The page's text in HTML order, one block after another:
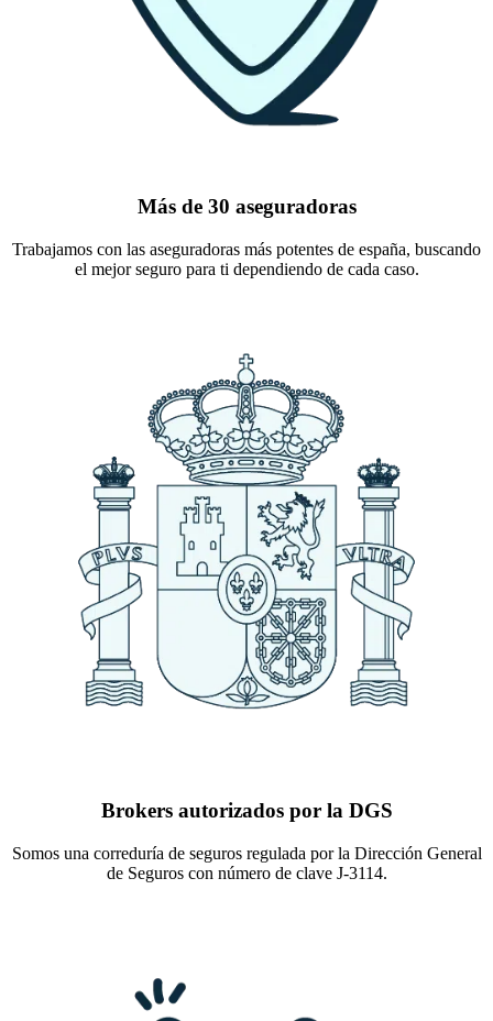
Más de 30 aseguradoras
Trabajamos con las aseguradoras más potentes de españa, buscando
el mejor seguro para ti dependiendo de cada caso.
Brokers autorizados por la DGS
Somos una correduría de seguros regulada por la Dirección General
de Seguros con número de clave J-3114.